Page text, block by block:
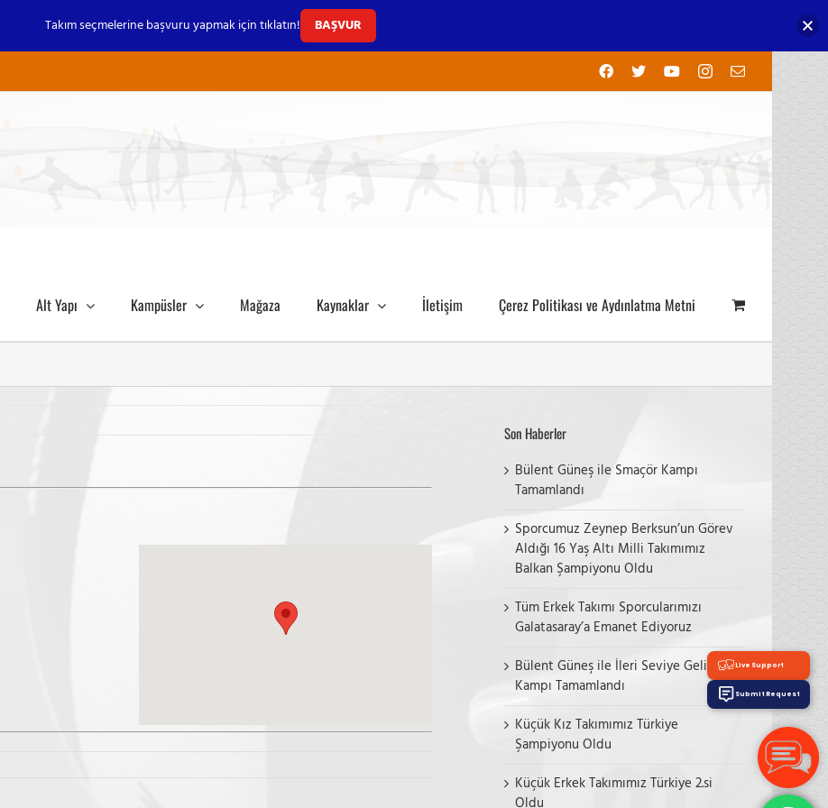
Facebook
X YouTubeInstagram
E-
Alt Yapı Kampüsler Mağaza Kaynaklar İletişim Çerez Politikası ve Aydınlatma Metni
Son Haberler
Bülent Güneş ile Smaçör Kampı
Tamamlandı
Sporcumuz Zeynep Berksun’un Görev
Aldığı 16 Yaş Altı Milli Takımımız
Balkan Şampiyonu Oldu
Tüm Erkek Takımı Sporcularımızı
Galatasaray’a Emanet Ediyoruz
Bülent Güneş ile İleri Seviye Gelişim
Kampı Tamamlandı
Küçük Kız Takımımız Türkiye
Şampiyonu Oldu
Küçük Erkek Takımımız Türkiye 2.si
Oldu
Takım seçmelerine başvuru yapmak için tıklatın! BAŞVUR
Live Support
Submit Request